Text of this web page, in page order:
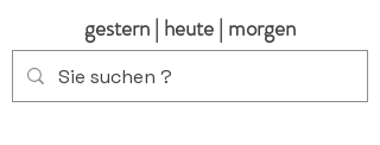
gestern | heute | morgen